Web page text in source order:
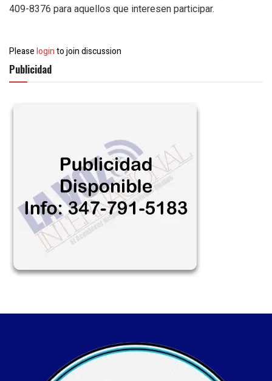
409-8376 para aquellos que interesen participar.
Pleaseloginto join discussion
Publicidad